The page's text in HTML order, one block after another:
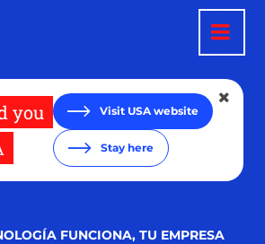
you
Visit USA website
Stay here
FUNCIONA, TU EMPRESA